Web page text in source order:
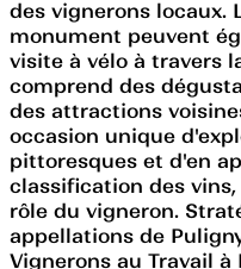
des vignerons locaux.
monument peuvent
visite à vélo à travers
comprend des
des attractions
occasion unique
pittoresques et d'en
classification des
rôle du vigneron.
appellations de
Vignerons au Travail